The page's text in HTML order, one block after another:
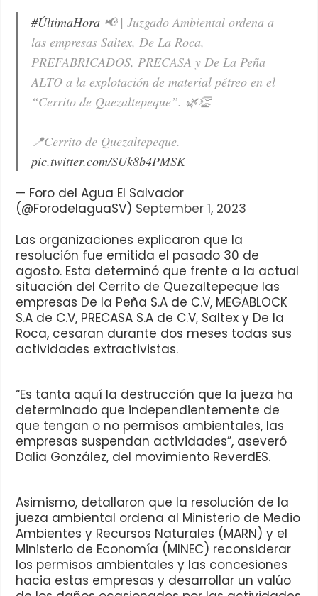
#ÚltimaHora 📢 | Juzgado Ambiental ordena a
las empresas Saltex, De La Roca,
PREFABRICADOS, PRECASA y De La Peña
ALTO a la explotación de material pétreo en el
“Cerrito de Quezaltepeque”. 🌿👏
📍Cerrito de Quezaltepeque.
pic.twitter.com/SUk8b4PMSK
— Foro del Agua El Salvador
(@ForodelaguaSV) September 1, 2023
Las organizaciones explicaron que la
resolución fue emitida el pasado 30 de
agosto. Esta determinó que frente a la actual
situación del Cerrito de Quezaltepeque las
empresas De la Peña S.A de C.V, MEGABLOCK
S.A de C.V, PRECASA S.A de C.V, Saltex y De la
Roca, cesaran durante dos meses todas sus
actividades extractivistas.
“Es tanta aquí la destrucción que la jueza ha
determinado que independientemente de
que tengan o no permisos ambientales, las
empresas suspendan actividades”, aseveró
Dalia González, del movimiento ReverdES.
Asimismo, detallaron que la resolución de la
jueza ambiental ordena al Ministerio de Medio
Ambientes y Recursos Naturales (MARN) y el
Ministerio de Economía (MINEC) reconsiderar
los permisos ambientales y las concesiones
hacia estas empresas y desarrollar un valúo